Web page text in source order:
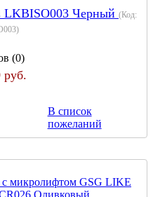
LKBISO003 Черный (Код:
)
(0)
руб.
В список
пожеланий